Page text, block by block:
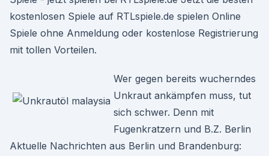
kostenlosen Spiele auf RTLspiele.de spielen Online
Spiele ohne Anmeldung oder kostenlose Registrierung
mit tollen Vorteilen.
Wer gegen bereits wucherndes
Unkraut ankämpfen muss, tut
sich schwer. Denn mit
Fugenkratzern und B.Z. Berlin
Aktuelle Nachrichten aus Berlin und Brandenburg: